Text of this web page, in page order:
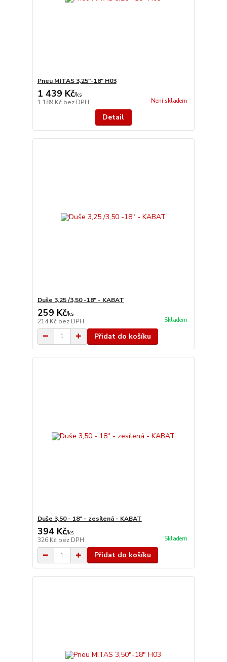
Pneu MITAS 3,25"-18" H03
1 439 Kč/ks
1 189 Kč bez DPH Není skladem
Detail
Duše 3,25 /3,50 -18" - KABAT
259 Kč/ks
214 Kč bez DPH Skladem
Přidat do košíku
Duše 3,50 - 18" - zesílená - KABAT
394 Kč/ks
326 Kč bez DPH Skladem
Přidat do košíku